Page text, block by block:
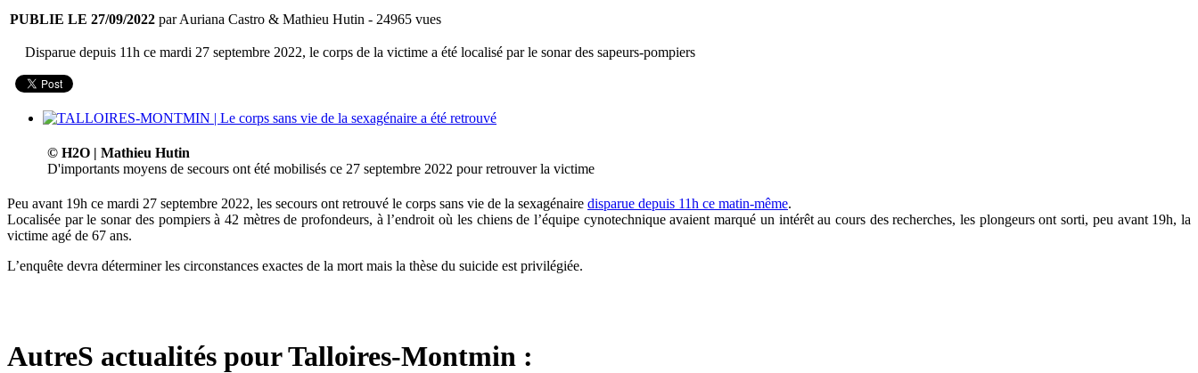
PUBLIE LE 27/09/2022 par Auriana Castro & Mathieu Hutin - 24965 vues
Disparue depuis 11h ce mardi 27 septembre 2022, le corps de la victime a été localisé par le sonar des sapeurs-pompiers
© H2O | Mathieu Hutin
D'importants moyens de secours ont été mobilisés ce 27 septembre 2022 pour retrouver la victime
Peu avant 19h ce mardi 27 septembre 2022, les secours ont retrouvé le corps sans vie de la sexagénaire disparue depuis 11h ce matin-même.
Localisée par le sonar des pompiers à 42 mètres de profondeurs, à l’endroit où les chiens de l’équipe cynotechnique avaient marqué un intérêt au cours des recherches, les plongeurs ont sorti, peu avant 19h, la
victime agé de 67 ans.
L’enquête devra déterminer les circonstances exactes de la mort mais la thèse du suicide est privilégiée.
AutreS actualités pour Talloires-Montmin :